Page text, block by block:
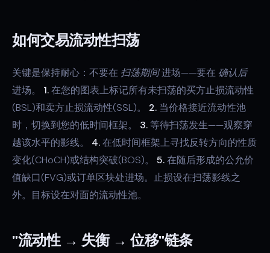
如何交易流动性扫荡
关键是保持耐心：不要在 扫荡期间进场——要在 确认后
进场。 1.在您的图表上标记所有未扫荡的买方止损流动性
(BSL)和卖方止损流动性(SSL)。 2. 当价格接近流动性池
时，切换到您的低时间框架。 3. 等待扫荡发生——观察穿
越该水平的影线。 4.在低时间框架上寻找反转方向的性质
变化(CHoCH)或结构突破(BOS)。 5.在随后形成的公允价
值缺口(FVG)或订单区块处进场。止损设在扫荡影线之
外。目标设在对面的流动性池。
"流动性 → 失衡 → 位移"链条